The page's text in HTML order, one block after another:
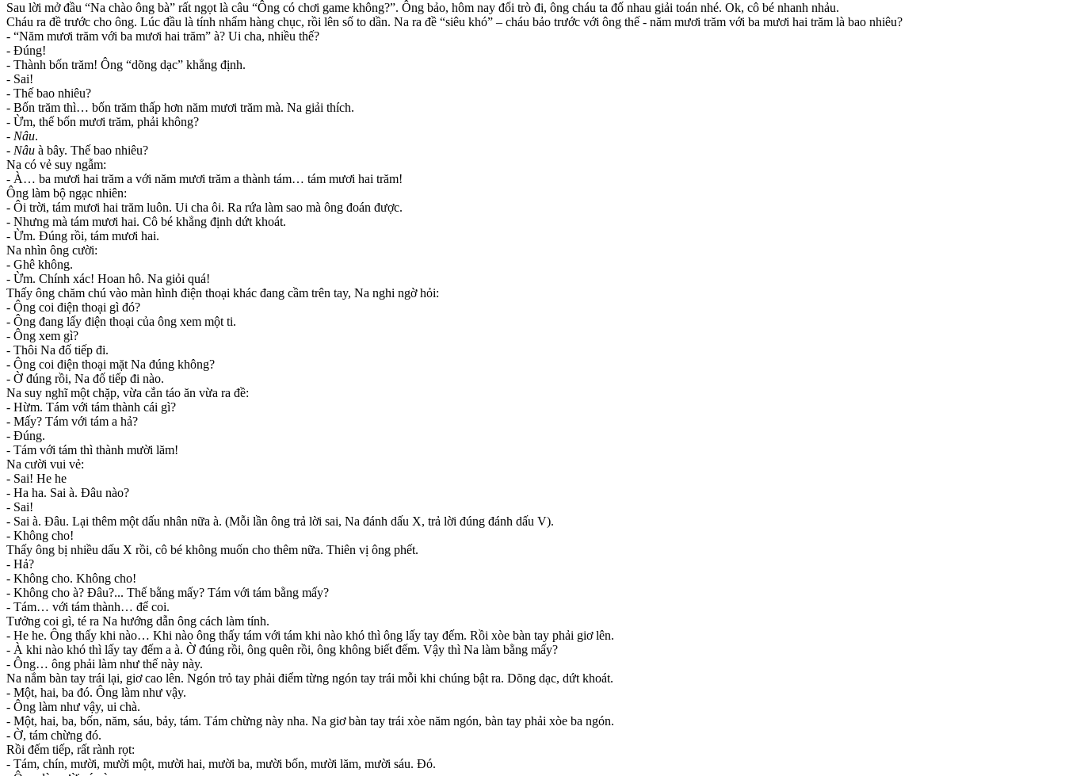
Sau lời mở đầu “Na chào ông bà” rất ngọt là câu “Ông có chơi game không?”. Ông bảo, hôm nay đổi trò đi, ông cháu ta đố nhau giải toán nhé. Ok, cô bé nhanh nhảu.
Cháu ra đề trước cho ông. Lúc đầu là tính nhẩm hàng chục, rồi lên số to dần. Na ra đề “siêu khó” – cháu bảo trước với ông thế - năm mươi trăm với ba mươi hai trăm là bao nhiêu?
- “Năm mươi trăm với ba mươi hai trăm” à? Ui cha, nhiều thế?
- Đúng!
- Thành bốn trăm! Ông “dõng dạc” khẳng định.
- Sai!
- Thế bao nhiêu?
- Bốn trăm thì… bốn trăm thấp hơn năm mươi trăm mà. Na giải thích.
- Ừm, thế bốn mươi trăm, phải không?
- Nâu.
- Nâu à bây. Thế bao nhiêu?
Na có vẻ suy ngẫm:
- À… ba mươi hai trăm a với năm mươi trăm a thành tám… tám mươi hai trăm!
Ông làm bộ ngạc nhiên:
- Ôi trời, tám mươi hai trăm luôn. Ui cha ôi. Ra rứa làm sao mà ông đoán được.
- Nhưng mà tám mươi hai. Cô bé khẳng định dứt khoát.
- Ừm. Đúng rồi, tám mươi hai.
Na nhìn ông cười:
- Ghê không.
- Ừm. Chính xác! Hoan hô. Na giỏi quá!
Thấy ông chăm chú vào màn hình điện thoại khác đang cầm trên tay, Na nghi ngờ hỏi:
- Ông coi điện thoại gì đó?
- Ông đang lấy điện thoại của ông xem một ti.
- Ông xem gì?
- Thôi Na đố tiếp đi.
- Ông coi điện thoại mặt Na đúng không?
- Ờ đúng rồi, Na đố tiếp đi nào.
Na suy nghĩ một chặp, vừa cắn táo ăn vừa ra đề:
- Hừm. Tám với tám thành cái gì?
- Mấy? Tám với tám a hả?
- Đúng.
- Tám với tám thì thành mười lăm!
Na cười vui vẻ:
- Sai! He he
- Ha ha. Sai à. Đâu nào?
- Sai!
- Sai à. Đâu. Lại thêm một dấu nhân nữa à. (Mỗi lần ông trả lời sai, Na đánh dấu X, trả lời đúng đánh dấu V).
- Không cho!
Thấy ông bị nhiều dấu X rồi, cô bé không muốn cho thêm nữa. Thiên vị ông phết.
- Hả?
- Không cho. Không cho!
- Không cho à? Đâu?... Thế bằng mấy? Tám với tám bằng mấy?
- Tám… với tám thành… để coi.
Tưởng coi gì, té ra Na hướng dẫn ông cách làm tính.
- He he. Ông thấy khi nào… Khi nào ông thấy tám với tám khi nào khó thì ông lấy tay đếm. Rồi xòe bàn tay phải giơ lên.
- À khi nào khó thì lấy tay đếm a à. Ờ đúng rồi, ông quên rồi, ông không biết đếm. Vậy thì Na làm bằng mấy?
- Ông… ông phải làm như thế này này.
Na nắm bàn tay trái lại, giơ cao lên. Ngón trỏ tay phải điểm từng ngón tay trái mỗi khi chúng bật ra. Dõng dạc, dứt khoát.
- Một, hai, ba đó. Ông làm như vậy.
- Ông làm như vậy, ui chà.
- Một, hai, ba, bốn, năm, sáu, bảy, tám. Tám chừng này nha. Na giơ bàn tay trái xòe năm ngón, bàn tay phải xòe ba ngón.
- Ờ, tám chừng đó.
Rồi đếm tiếp, rất rành rọt:
- Tám, chín, mười, mười một, mười hai, mười ba, mười bốn, mười lăm, mười sáu. Đó.